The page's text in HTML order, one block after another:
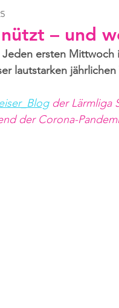
– und
ersten
lautstarken jährlichen
der Lärmliga
der Corona-